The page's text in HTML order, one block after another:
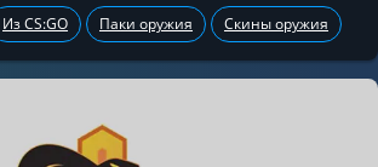
Из CS:GO Паки оружия Скины оружия